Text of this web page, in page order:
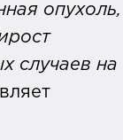
случаев на